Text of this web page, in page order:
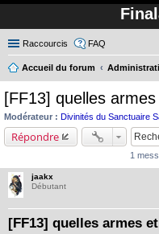
Raccourcis FAQ
Accueil du forum
[FF13] quelles
Modérateur : Divinités du Sanctuaire
Répondre
1
jaakx
Débutant
[FF13] quelles armes